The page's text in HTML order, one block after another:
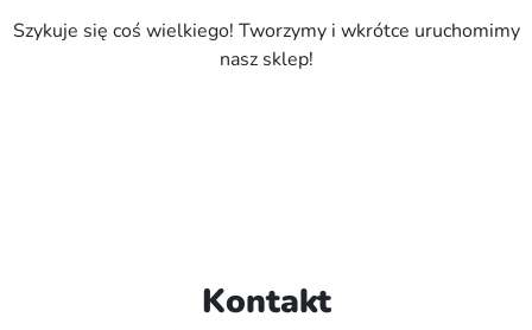
Szykuje się coś wielkiego! Tworzymy i wkrótce uruchomimy
nasz sklep!
Kontakt